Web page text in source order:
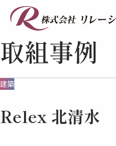
取組事例
建築
Relex 北清水